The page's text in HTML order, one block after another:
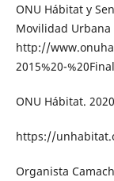
ONU Hábitat y
Movilidad Urbana
http://
2015%20-
ONU Hábitat.
https://
Organista